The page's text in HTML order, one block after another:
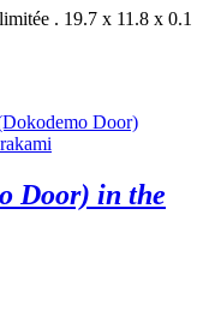
. 19.7 x 11.8 x 0.1
Door) in the